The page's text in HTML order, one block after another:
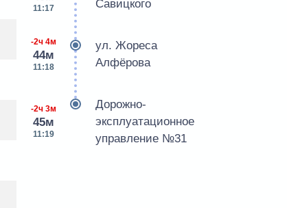
11:17
Савицкого
-2ч 4м
44м
11:18
ул. Жореса
Алфёрова
-2ч 3м
45м
11:19
Дорожно-
эксплуатационное
управление №31